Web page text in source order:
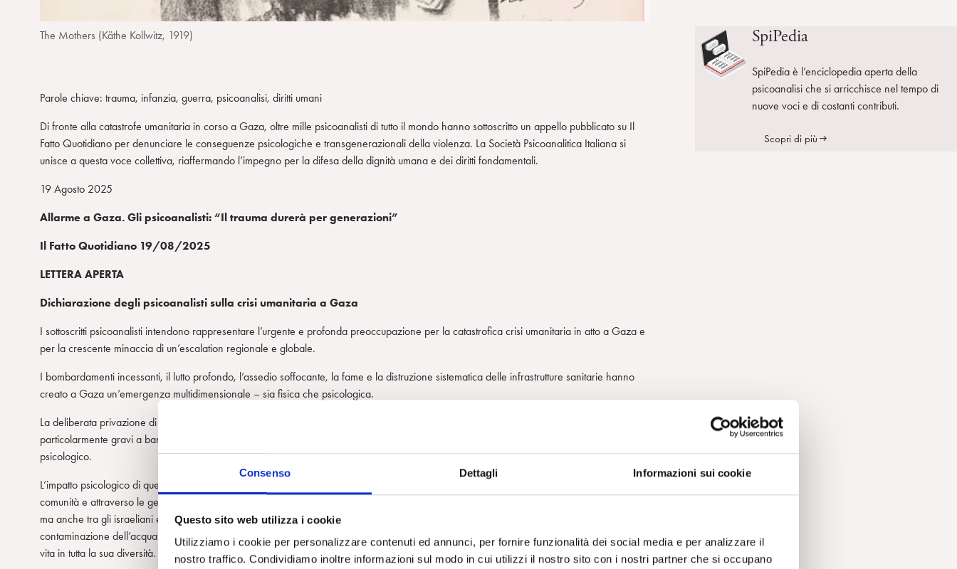
Consenso Dettagli Informazioni sui cookie
Questo sito web utilizza i cookie
Utilizziamo i cookie per personalizzare contenuti ed annunci, per fornire funzionalità dei social media e per analizzare il
nostro traffico. Condividiamo inoltre informazioni sul modo in cui utilizzi il nostro sito con i nostri partner che si occupano
The Mothers (Käthe Kollwitz, 1919)
Parole chiave: trauma, infanzia, guerra, psicoanalisi, diritti umani
Di fronte alla catastrofe umanitaria in corso a Gaza, oltre mille psicoanalisti di tutto il mondo hanno sottoscritto un appello pubblicato su Il
Fatto Quotidiano per denunciare le conseguenze psicologiche e transgenerazionali della violenza. La Società Psicoanalitica Italiana si
unisce a questa voce collettiva, riaffermando l’impegno per la difesa della dignità umana e dei diritti fondamentali.
19 Agosto 2025
Allarme a Gaza. Gli psicoanalisti: “Il trauma durerà per generazioni”
Il Fatto Quotidiano 19/08/2025
LETTERA APERTA
Dichiarazione degli psicoanalisti sulla crisi umanitaria a Gaza
I sottoscritti psicoanalisti intendono rappresentare l’urgente e profonda preoccupazione per la catastrofica crisi umanitaria in atto a Gaza e
per la crescente minaccia di un’escalation regionale e globale.
I bombardamenti incessanti, il lutto profondo, l’assedio soffocante, la fame e la distruzione sistematica delle infrastrutture sanitarie hanno
creato a Gaza un’emergenza multidimensionale – sia fisica che psicologica.
La deliberata privazione di risorse essenziali – acqua, cibo, riparo, assistenza sanitaria e istruzione – sta infliggendo sofferenze
particolarmente gravi a bambini e adolescenti. Soprattutto loro subiscono traumi acuti in fasi cruciali dello sviluppo fisico, emotivo e
psicologico.
L’impatto psicologico di questi traumi sarà profondo, diffuso e duraturo. Le sue ripercussioni si faranno sentire all’interno delle famiglie, delle
comunità e attraverso le generazioni, lasciando cicatrici durature sulla salute mentale collettiva della popolazione, non solo tra i palestinesi,
ma anche tra gli israeliani e tutti coloro che assistono a questa travolgente devastazione. La distruzione ambientale – degrado del suolo,
contaminazione dell’acqua e abbattimento degli edifici – mina anche le prospettive di guarigione, di ricostruzione e di conservazione della
vita in tutta la sua diversità.
SpiPedia
SpiPedia è l’enciclopedia aperta della
psicoanalisi che si arricchisce nel tempo di
nuove voci e di costanti contributi.
Scopri di più